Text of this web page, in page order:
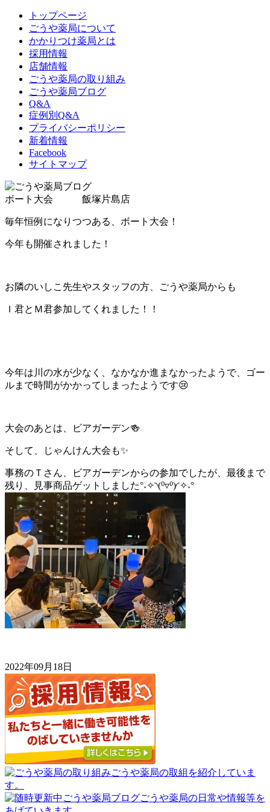
トップページ
ごうや薬局について
かかりつけ薬局とは
採用情報
店舗情報
ごうや薬局の取り組み
ごうや薬局ブログ
Q&A
症例別Q&A
プライバシーポリシー
新着情報
Facebook
サイトマップ
ボート大会 飯塚片島店
毎年恒例になりつつある、ボート大会！
今年も開催されました！
お隣のいしこ先生やスタッフの方、ごうや薬局からも
Ｉ君とＭ君参加してくれました！！
今年は川の水が少なく、なかなか進まなかったようで、ゴー
ルまで時間がかかってしまったようです😢
大会のあとは、ビアガーデン🍻
そして、じゃんけん大会も✨
事務のＴさん、ビアガーデンからの参加でしたが、最後まで
残り、見事商品ゲットしました°˖✧◝(⁰▿⁰)◜✧˖°
2022年09月18日